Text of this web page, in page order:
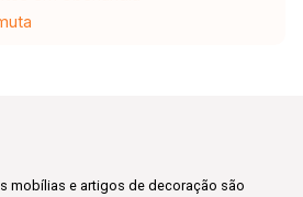
mobílias e artigos de decoração são